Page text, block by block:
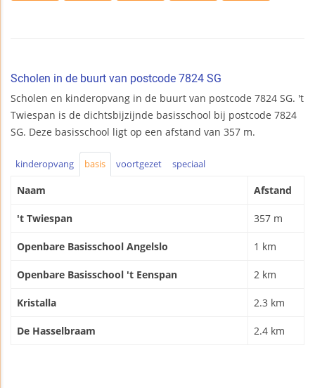
Scholen in de buurt van postcode 7824 SG
Scholen en kinderopvang in de buurt van postcode 7824 SG. 't
Twiespan is de dichtsbijzijnde basisschool bij postcode 7824
SG. Deze basisschool ligt op een afstand van 357 m.
kinderopvang basis voortgezet speciaal
Naam Afstand
't Twiespan 357 m
Openbare Basisschool Angelslo 1 km
Openbare Basisschool 't Eenspan 2 km
Kristalla 2.3 km
De Hasselbraam 2.4 km